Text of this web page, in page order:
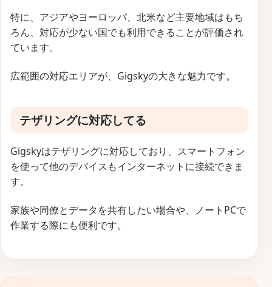
特に、アジアやヨーロッパ、北米など主要地域はもち
ろん、対応が少ない国でも利用できることが評価され
ています。
広範囲の対応エリアが、Gigskyの大きな魅力です。
テザリングに対応してる
Gigskyはテザリングに対応しており、スマートフォン
を使って他のデバイスもインターネットに接続できま
す。
家族や同僚とデータを共有したい場合や、ノートPCで
作業する際にも便利です。